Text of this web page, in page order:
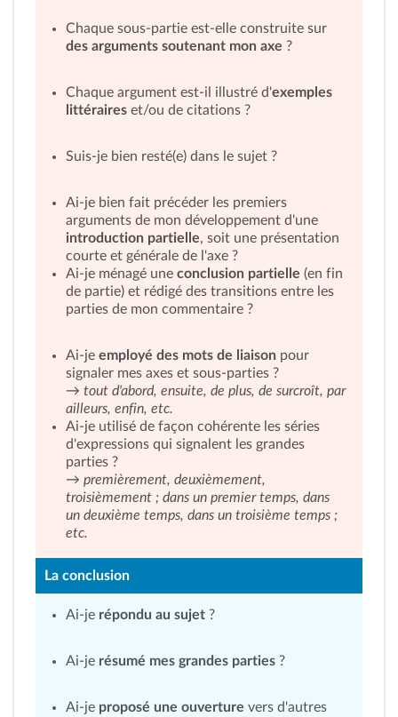
Chaque sous-partie est-elle construite sur
des arguments soutenant mon axe ?
Chaque argument est-il illustré d'exemples
littéraires et/ou de citations ?
Suis-je bien resté(e) dans le sujet ?
Ai-je bien fait précéder les premiers
arguments de mon développement d'une
introduction partielle, soit une présentation
courte et générale de l'axe ?
Ai-je ménagé une conclusion partielle (en fin
de partie) et rédigé des transitions entre les
parties de mon commentaire ?
Ai-je employé des mots de liaison pour
signaler mes axes et sous-parties ?
→ tout d'abord, ensuite, de plus, de surcroît, par
ailleurs, enfin, etc.
Ai-je utilisé de façon cohérente les séries
d'expressions qui signalent les grandes
parties ?
→ premièrement, deuxièmement,
troisièmement ; dans un premier temps, dans
un deuxième temps, dans un troisième temps ;
etc.
La conclusion
Ai-je répondu au sujet ?
Ai-je résumé mes grandes parties ?
Ai-je proposé une ouverture vers d'autres